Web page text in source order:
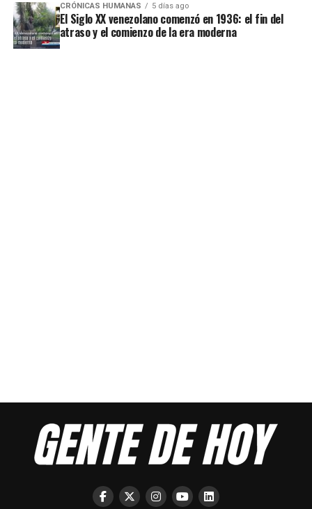
CRÓNICAS HUMANAS 5 días ago
El Siglo XX venezolano comenzó en 1936: el fin del
atraso y el comienzo de la era moderna